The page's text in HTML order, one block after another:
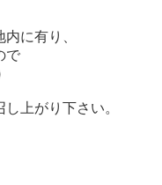
に有り、
で
上がり下さい。